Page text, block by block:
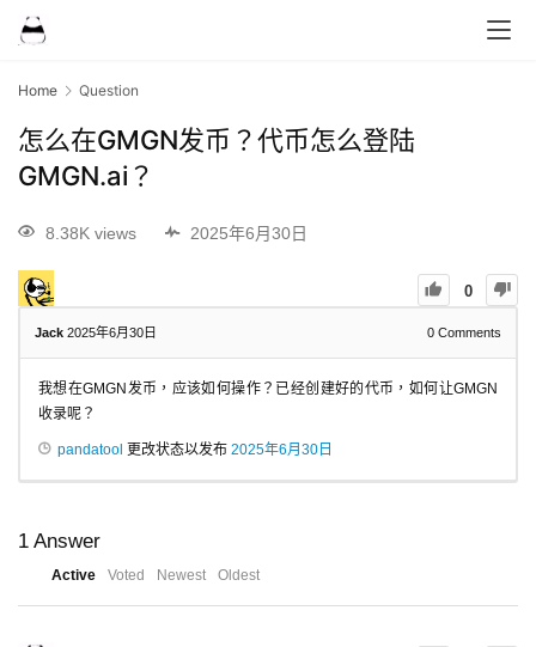
Home Question
怎么在GMGN发币？代币怎么登陆
GMGN.ai？
8.38K views 2025年6月30日
0
Jack 2025年6月30日 0 Comments
我想在GMGN发币，应该如何操作？已经创建好的代币，如何让GMGN
收录呢？
pandatool 更改状态以发布 2025年6月30日
1 Answer
Active Voted Newest Oldest